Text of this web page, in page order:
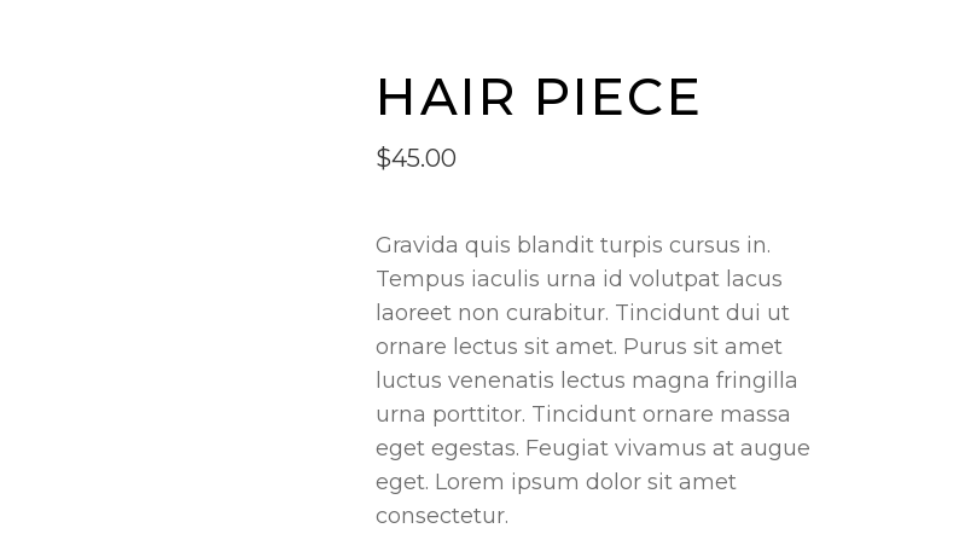
HAIR PIECE
$45.00
Gravida quis blandit turpis cursus in.
Tempus iaculis urna id volutpat lacus
laoreet non curabitur. Tincidunt dui ut
ornare lectus sit amet. Purus sit amet
luctus venenatis lectus magna fringilla
urna porttitor. Tincidunt ornare massa
eget egestas. Feugiat vivamus at augue
eget. Lorem ipsum dolor sit amet
consectetur.